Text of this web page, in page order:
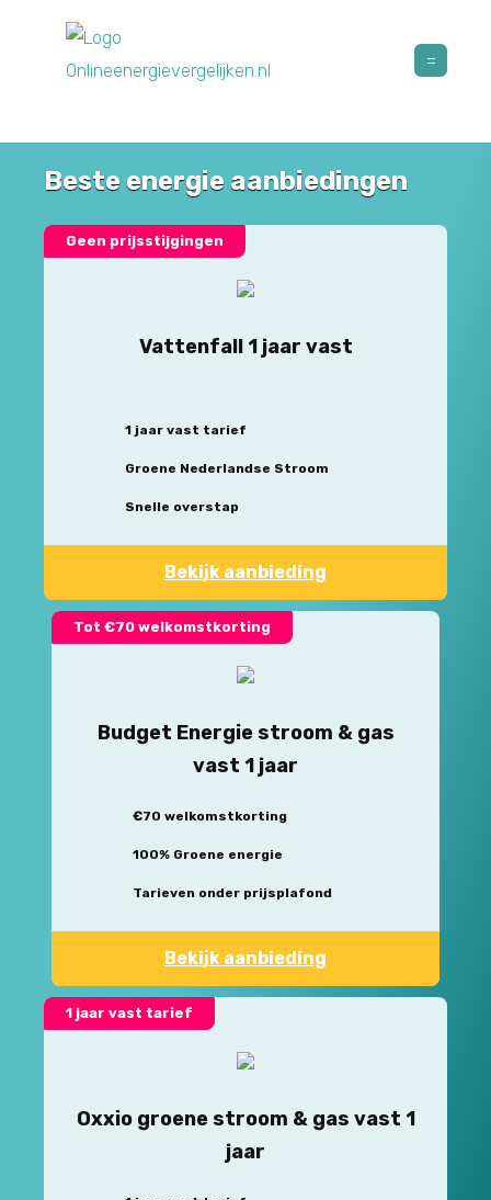
Beste energie aanbiedingen
Geen prijsstijgingen
Vattenfall 1 jaar vast
1 jaar vast tarief
Groene Nederlandse Stroom
Snelle overstap
Bekijk aanbieding
Tot €70 welkomstkorting
Budget Energie stroom & gas
vast 1 jaar
€70 welkomstkorting
100% Groene energie
Tarieven onder prijsplafond
Bekijk aanbieding
1 jaar vast tarief
Oxxio groene stroom & gas vast 1
jaar